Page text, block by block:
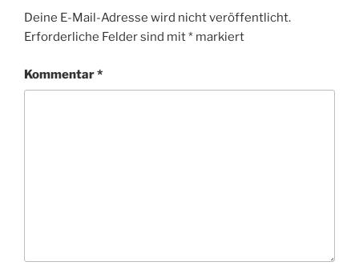
Deine E-Mail-Adresse wird nicht veröffentlicht.
Erforderliche Felder sind mit* markiert
Kommentar*